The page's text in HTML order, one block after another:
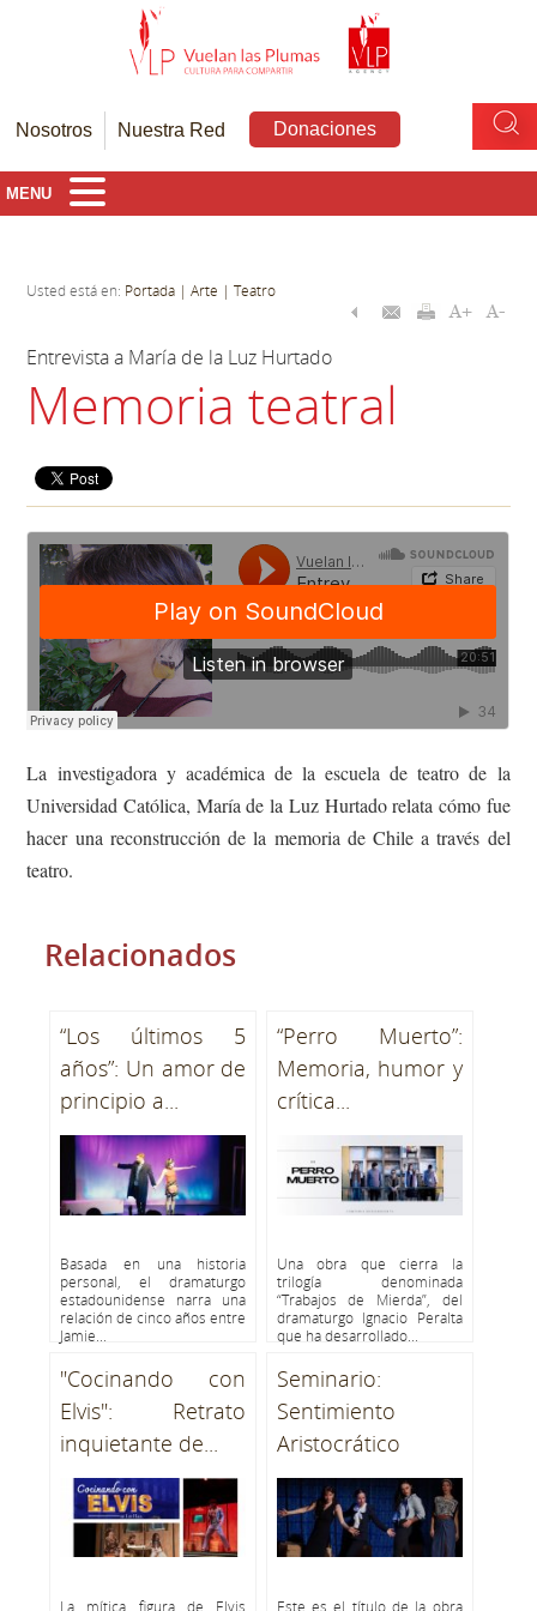
Nosotros Nuestra Red Donaciones
MENU
Usted está en: Portada | Arte | Teatro
Entrevista a María de la Luz Hurtado
Memoria teatral
La investigadora y académica de la escuela de teatro de la
Universidad Católica, María de la Luz Hurtado relata cómo fue
hacer una reconstrucción de la memoria de Chile a través del
teatro.
Relacionados
“Los últimos 5
años”: Un amor de
principio a...
Basada en una historia
personal, el dramaturgo
estadounidense narra una
relación de cinco años entre
Jamie...
“Perro Muerto”:
Memoria, humor y
crítica...
Una obra que cierra la
trilogía denominada
“Trabajos de Mierda”, del
dramaturgo Ignacio Peralta
que ha desarrollado...
"Cocinando con
Elvis": Retrato
inquietante de...
La mítica figura de Elvis
Seminario:
Sentimiento
Aristocrático
Este es el título de la obra